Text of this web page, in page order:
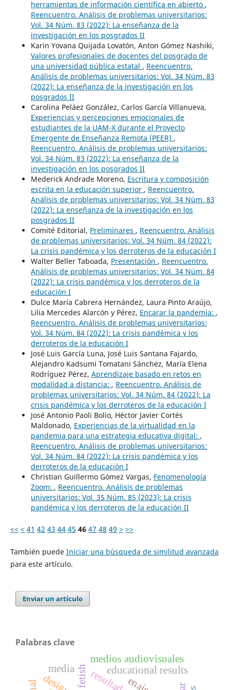
herramientas de información científica en abierto ,
Reencuentro. Análisis de problemas universitarios:
Vol. 34 Núm. 83 (2022): La enseñanza de la
investigación en los posgrados II
Karin Yovana Quijada Lovatón, Anton Gómez Nashiki,
Valores profesionales de docentes del posgrado de
una universidad pública estatal , Reencuentro.
Análisis de problemas universitarios: Vol. 34 Núm. 83
(2022): La enseñanza de la investigación en los
posgrados II
Carolina Peláez González, Carlos García Villanueva,
Experiencias y percepciones emocionales de
estudiantes de la UAM-X durante el Proyecto
Emergente de Enseñanza Remota (PEER) ,
Reencuentro. Análisis de problemas universitarios:
Vol. 34 Núm. 83 (2022): La enseñanza de la
investigación en los posgrados II
Mederick Andrade Moreno, Escritura y composición
escrita en la educación superior , Reencuentro.
Análisis de problemas universitarios: Vol. 34 Núm. 83
(2022): La enseñanza de la investigación en los
posgrados II
Comité Editorial, Preliminares , Reencuentro. Análisis
de problemas universitarios: Vol. 34 Núm. 84 (2022):
La crisis pandémica y los derroteros de la educación I
Walter Beller Taboada, Presentación , Reencuentro.
Análisis de problemas universitarios: Vol. 34 Núm. 84
(2022): La crisis pandémica y los derroteros de la
educación I
Dulce María Cabrera Hernández, Laura Pinto Araújo,
Lilia Mercedes Alarcón y Pérez, Encarar la pandemia: ,
Reencuentro. Análisis de problemas universitarios:
Vol. 34 Núm. 84 (2022): La crisis pandémica y los
derroteros de la educación I
José Luis García Luna, José Luis Santana Fajardo,
Alejandro Kadsumi Tomatani Sánchez, María Elena
Rodríguez Pérez, Aprendizaje basado en retos en
modalidad a distancia: , Reencuentro. Análisis de
problemas universitarios: Vol. 34 Núm. 84 (2022): La
crisis pandémica y los derroteros de la educación I
José Antonio Paoli Bolio, Héctor Javier Cortés
Maldonado, Experiencias de la virtualidad en la
pandemia para una estrategia educativa digital: ,
Reencuentro. Análisis de problemas universitarios:
Vol. 34 Núm. 84 (2022): La crisis pandémica y los
derroteros de la educación I
Christian Guillermo Gómez Vargas, Fenomenología
Zoom: , Reencuentro. Análisis de problemas
universitarios: Vol. 35 Núm. 85 (2023): La crisis
pandémica y los derroteros de la educación II
<< < 41 42 43 44 45 46 47 48 49 > >>
También puede Iniciar una búsqueda de similitud avanzada
para este artículo.
Enviar un artículo
Palabras clave
fetish educational results
media
medios audiovisuales